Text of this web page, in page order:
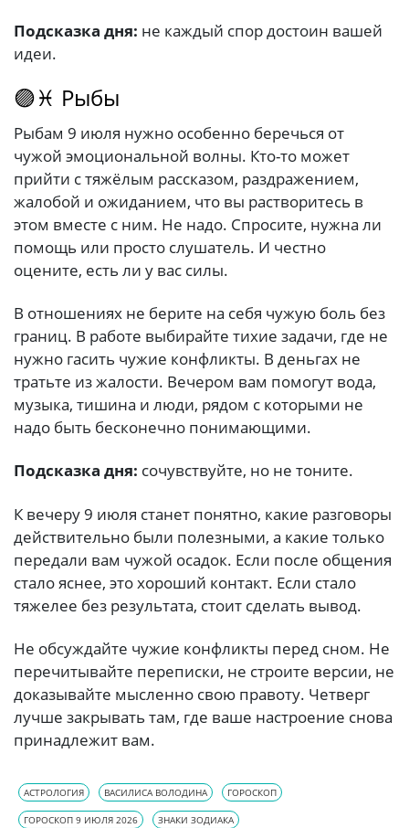
Подсказка дня: не каждый спор достоин вашей
идеи.
🟣♓ Рыбы
Рыбам 9 июля нужно особенно беречься от
чужой эмоциональной волны. Кто-то может
прийти с тяжёлым рассказом, раздражением,
жалобой и ожиданием, что вы растворитесь в
этом вместе с ним. Не надо. Спросите, нужна ли
помощь или просто слушатель. И честно
оцените, есть ли у вас силы.
В отношениях не берите на себя чужую боль без
границ. В работе выбирайте тихие задачи, где не
нужно гасить чужие конфликты. В деньгах не
тратьте из жалости. Вечером вам помогут вода,
музыка, тишина и люди, рядом с которыми не
надо быть бесконечно понимающими.
Подсказка дня: сочувствуйте, но не тоните.
К вечеру 9 июля станет понятно, какие разговоры
действительно были полезными, а какие только
передали вам чужой осадок. Если после общения
стало яснее, это хороший контакт. Если стало
тяжелее без результата, стоит сделать вывод.
Не обсуждайте чужие конфликты перед сном. Не
перечитывайте переписки, не строите версии, не
доказывайте мысленно свою правоту. Четверг
лучше закрывать там, где ваше настроение снова
принадлежит вам.
АСТРОЛОГИЯ ВАСИЛИСА ВОЛОДИНА ГОРОСКОП
ГОРОСКОП 9 ИЮЛЯ 2026 ЗНАКИ ЗОДИАКА